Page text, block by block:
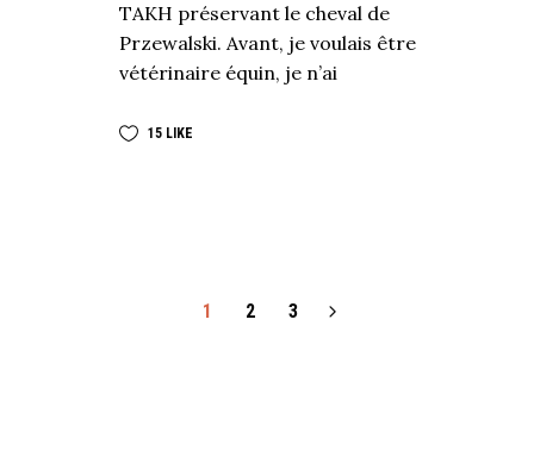
TAKH préservant le cheval de
Przewalski. Avant, je voulais être
vétérinaire équin, je n’ai
15 LIKE
1 2 3